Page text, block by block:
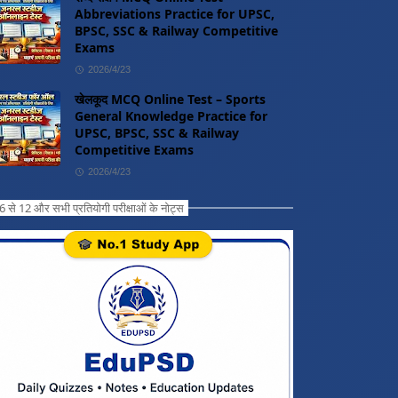
Abbreviations Practice for UPSC,
BPSC, SSC & Railway Competitive
Exams
2026/4/23
खेलकूद MCQ Online Test – Sports
General Knowledge Practice for
UPSC, BPSC, SSC & Railway
Competitive Exams
2026/4/23
6 से 12 और सभी प्रतियोगी परीक्षाओं के नोट्स